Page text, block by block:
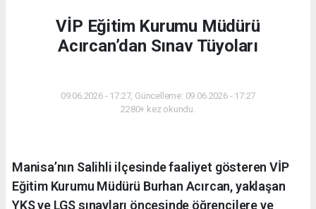
VİP Eğitim Kurumu Müdürü
Acırcan’dan Sınav Tüyoları
09.06.2026 - 17:27, Güncelleme: 09.06.2026 - 17:27
2280+ kez okundu.
Manisa’nın Salihli ilçesinde faaliyet gösteren VİP
Eğitim Kurumu Müdürü Burhan Acırcan, yaklaşan
YKS ve LGS sınavları öncesinde öğrencilere ve